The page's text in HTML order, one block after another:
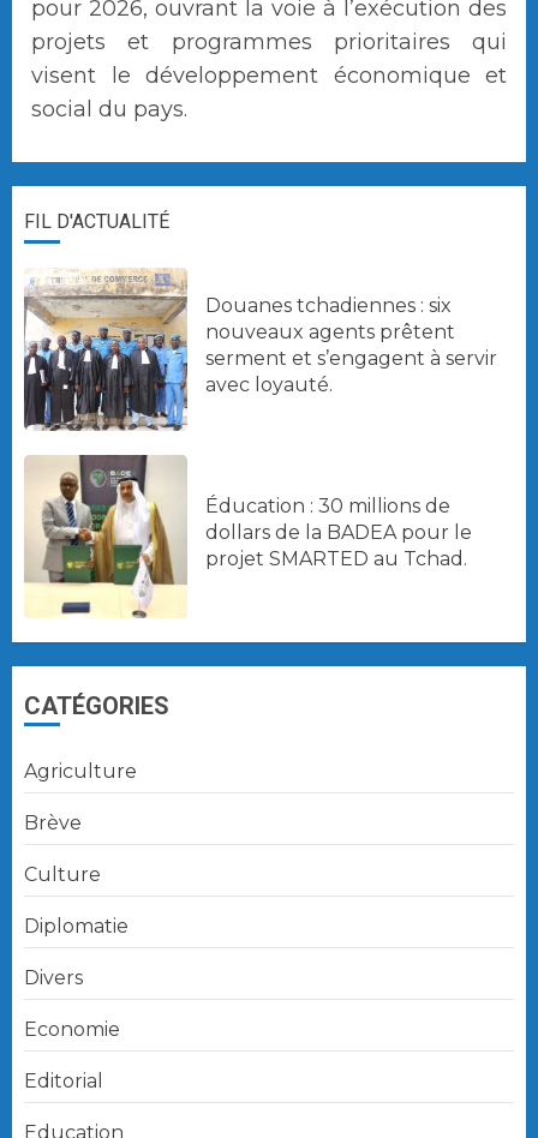
pour 2026, ouvrant la voie à l’exécution des
projets et programmes prioritaires qui
visent le développement économique et
social du pays.
FIL D'ACTUALITÉ
Douanes tchadiennes : six
nouveaux agents prêtent
serment et s’engagent à servir
avec loyauté.
Éducation : 30 millions de
dollars de la BADEA pour le
projet SMARTED au Tchad.
CATÉGORIES
Agriculture
Brève
Culture
Diplomatie
Divers
Economie
Editorial
Education